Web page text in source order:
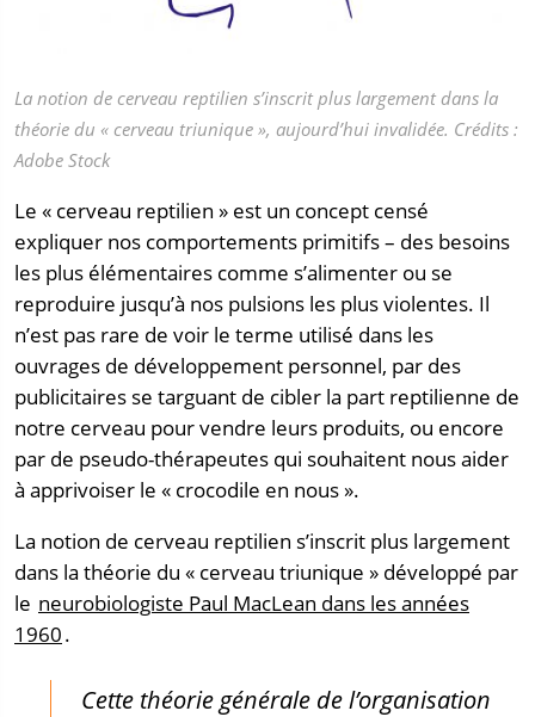
La notion de cerveau reptilien s’inscrit plus largement dans la
théorie du « cerveau triunique », aujourd’hui invalidée. Crédits :
Adobe Stock
Le « cerveau reptilien » est un concept censé
expliquer nos comportements primitifs – des besoins
les plus élémentaires comme s’alimenter ou se
reproduire jusqu’à nos pulsions les plus violentes. Il
n’est pas rare de voir le terme utilisé dans les
ouvrages de développement personnel, par des
publicitaires se targuant de cibler la part reptilienne de
notre cerveau pour vendre leurs produits, ou encore
par de pseudo-thérapeutes qui souhaitent nous aider
à apprivoiser le « crocodile en nous ».
La notion de cerveau reptilien s’inscrit plus largement
dans la théorie du « cerveau triunique » développé par
le neurobiologiste Paul MacLean dans les années
1960.
Cette théorie générale de l’organisation